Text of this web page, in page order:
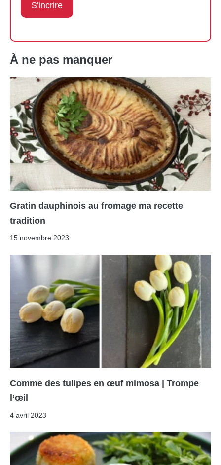
À ne pas manquer
Gratin dauphinois au fromage ma recette
tradition
15 novembre 2023
Comme des tulipes en œuf mimosa | Trompe
l’œil
4 avril 2023